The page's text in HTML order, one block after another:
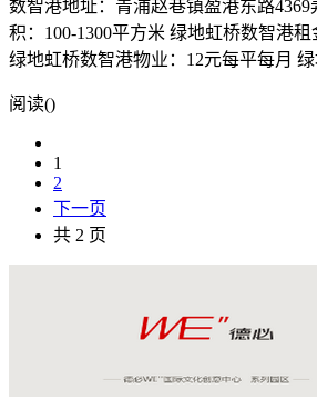
数智港地址：青浦赵巷镇盈港东路
积：100-1300平方米 绿地虹桥数智港
绿地虹桥数智港物业：12元每平每月
阅读()
1
2
下一页
共 2 页